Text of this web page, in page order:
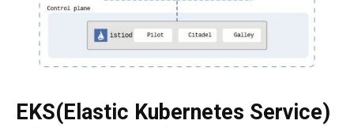
EKS(Elastic Kubernetes Service)